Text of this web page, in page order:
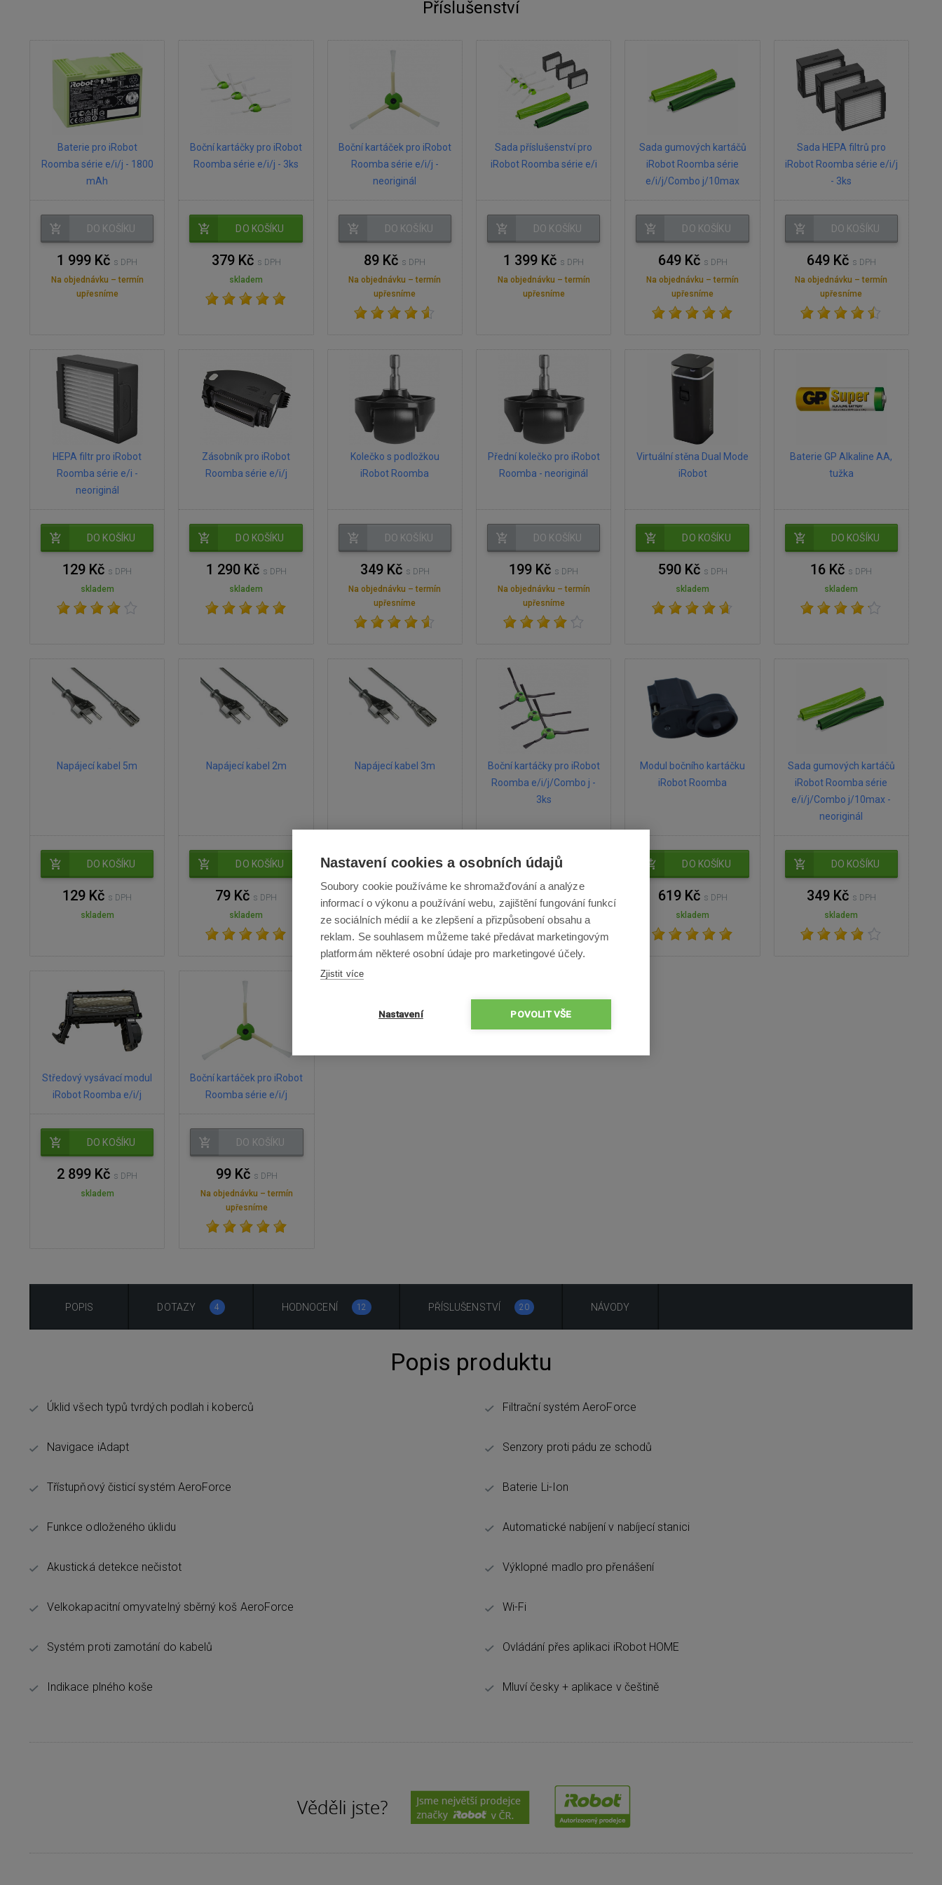
Příslušenství
Baterie pro iRobot
Roomba série e/i/j - 1800
mAh
DO KOŠÍKU
1 999 Kč s DPH
Na objednávku – termín
upřesníme
Boční kartáčky pro iRobot
Roomba série e/i/j - 3ks
DO KOŠÍKU
379 Kč s DPH
skladem
Boční kartáček pro iRobot
Roomba série e/i/j -
neoriginál
DO KOŠÍKU
89 Kč s DPH
Na objednávku – termín
upřesníme
Sada příslušenství pro
iRobot Roomba série e/i
DO KOŠÍKU
1 399 Kč s DPH
Na objednávku – termín
upřesníme
Sada gumových kartáčů
iRobot Roomba série
e/i/j/Combo j/10max
DO KOŠÍKU
649 Kč s DPH
Na objednávku – termín
upřesníme
Sada HEPA filtrů pro
iRobot Roomba série e/i/j
- 3ks
DO KOŠÍKU
649 Kč s DPH
Na objednávku – termín
upřesníme
HEPA filtr pro iRobot
Roomba série e/i -
neoriginál
DO KOŠÍKU
129 Kč s DPH
skladem
Zásobník pro iRobot
Roomba série e/i/j
DO KOŠÍKU
1 290 Kč s DPH
skladem
Kolečko s podložkou
iRobot Roomba
DO KOŠÍKU
349 Kč s DPH
Na objednávku – termín
upřesníme
Přední kolečko pro iRobot
Roomba - neoriginál
DO KOŠÍKU
199 Kč s DPH
Na objednávku – termín
upřesníme
Virtuální stěna Dual Mode
iRobot
DO KOŠÍKU
590 Kč s DPH
skladem
Baterie GP Alkaline AA,
tužka
DO KOŠÍKU
16 Kč s DPH
skladem
Napájecí kabel 5m
DO KOŠÍKU
129 Kč s DPH
skladem
Napájecí kabel 2m
DO KOŠÍKU
79 Kč s DPH
skladem
Napájecí kabel 3m
DO KOŠÍKU
85 Kč
skladem
Boční kartáčky pro iRobot
Roomba e/i/j/Combo j -
3ks
DO KOŠÍKU
479 Kč s DPH
skladem
Modul bočního kartáčku
iRobot Roomba
DO KOŠÍKU
619 Kč s DPH
skladem
Sada gumových kartáčů
iRobot Roomba série
e/i/j/Combo j/10max -
neoriginál
DO KOŠÍKU
349 Kč s DPH
skladem
Středový vysávací modul
iRobot Roomba e/i/j
DO KOŠÍKU
2 899 Kč s DPH
skladem
Boční kartáček pro iRobot
Roomba série e/i/j
DO KOŠÍKU
99 Kč s DPH
Na objednávku – termín
upřesníme
POPIS DOTAZY 4 HODNOCENÍ 12 PŘÍSLUŠENSTVÍ 20 NÁVODY
Popis produktu
Úklid všech typů tvrdých podlah i koberců
Navigace iAdapt
Třístupňový čisticí systém AeroForce
Funkce odloženého úklidu
Akustická detekce nečistot
Velkokapacitní omyvatelný sběrný koš AeroForce
Systém proti zamotání do kabelů
Indikace plného koše
Filtrační systém AeroForce
Senzory proti pádu ze schodů
Baterie Li-Ion
Automatické nabíjení v nabíjecí stanici
Výklopné madlo pro přenášení
Wi-Fi
Ovládání přes aplikaci iRobot HOME
Mluví česky + aplikace v češtině
Nastavení cookies a osobních údajů
Soubory cookie používáme ke shromažďování a analýze
informací o výkonu a používání webu, zajištění fungování funkcí
ze sociálních médií a ke zlepšení a přizpůsobení obsahu a
reklam. Se souhlasem můžeme také předávat marketingovým
platformám některé osobní údaje pro marketingové účely.
Zjistit více
Nastavení POVOLIT VŠE